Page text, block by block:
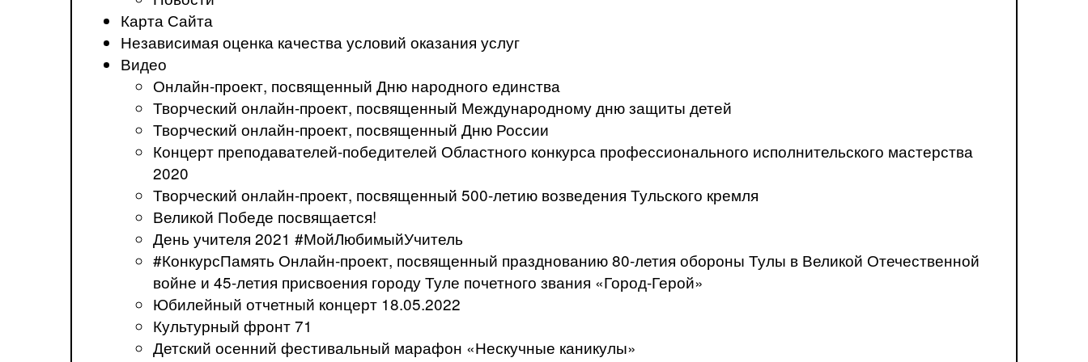
Карта Сайта
Независимая оценка качества условий оказания услуг
Видео
Онлайн-проект, посвященный Дню народного единства
Творческий онлайн-проект, посвященный Международному дню защиты детей
Творческий онлайн-проект, посвященный Дню России
Концерт преподавателей-победителей Областного конкурса профессионального исполнительского мастерства
2020
Творческий онлайн-проект, посвященный 500-летию возведения Тульского кремля
Великой Победе посвящается!
День учителя 2021 #МойЛюбимыйУчитель
#КонкурсПамять Онлайн-проект, посвященный празднованию 80-летия обороны Тулы в Великой Отечественной
войне и 45-летия присвоения городу Туле почетного звания «Город-Герой»
Юбилейный отчетный концерт 18.05.2022
Культурный фронт 71
Детский осенний фестивальный марафон «Нескучные каникулы»